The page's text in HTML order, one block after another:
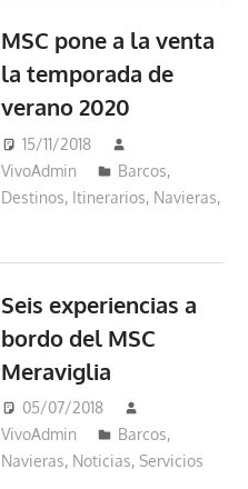
MSC pone a la venta
la temporada de
verano 2020
15/11/2018
VivoAdmin
Barcos,
Destinos, Itinerarios, Navieras,
Seis experiencias a
bordo del MSC
Meraviglia
05/07/2018
VivoAdmin
Barcos,
Navieras, Noticias,Servicios